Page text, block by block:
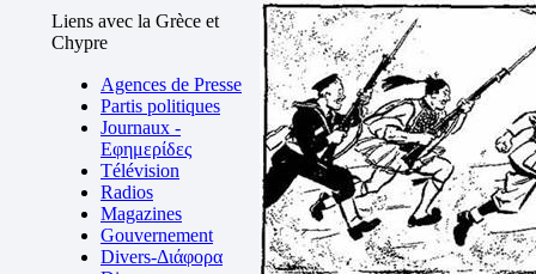
Liens avec la Grèce et
Chypre
Agences de Presse
Partis politiques
Journaux -
Εφημερίδες
Télévision
Radios
Magazines
Gouvernement
Divers-Διάφορα